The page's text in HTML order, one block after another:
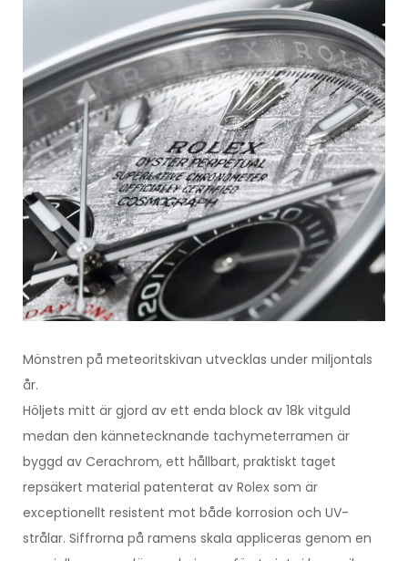
Mönstren på meteoritskivan utvecklas under miljontals
år.
Höljets mitt är gjord av ett enda block av 18k vitguld
medan den kännetecknande tachymeterramen är
byggd av Cerachrom, ett hållbart, praktiskt taget
repsäkert material patenterat av Rolex som är
exceptionellt resistent mot både korrosion och UV-
strålar. Siffrorna på ramens skala appliceras genom en